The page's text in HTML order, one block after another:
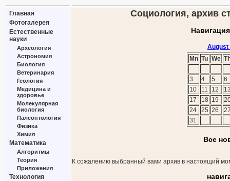
Главная
Фотогалерея
Естественные
науки
Археология
Астрономия
Биология
Ветеринария
Геология
Медицина и
здоровье
Молекулярная
биология
Палеонтология
Физика
Химия
Математика
Алгоритмы
Теория
Приложения
Технология
Социология, архив
August
Mn Tu We
3 4 5
6
10
11 12
17
18 19
24
25 26
31
Все
К сожалению выбранный вами архив в настоящий